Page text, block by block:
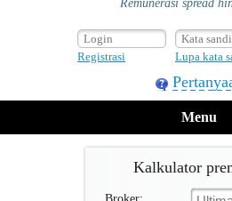
Remunerasi spread
Registrasi Lupa kata
Menu
Kalkulator